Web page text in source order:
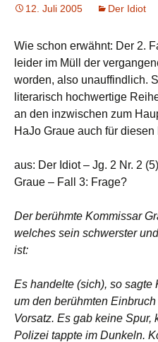
12. Juli 2005 Der Idiot
Wie schon erwähnt: Der 2.
leider im Müll der
worden, also unauffindlich.
literarisch hochwertige
an den inzwischen zum
HaJo Graue auch für
aus: Der Idiot – Jg. 2 Nr. 2
Graue – Fall 3: Frage?
Der berühmte Kommissar
welches sein schwerster
ist:
Es handelte (sich), so sagte
um den berühmten
Vorsatz. Es gab keine Spur,
Polizei tappte im Dunkeln.